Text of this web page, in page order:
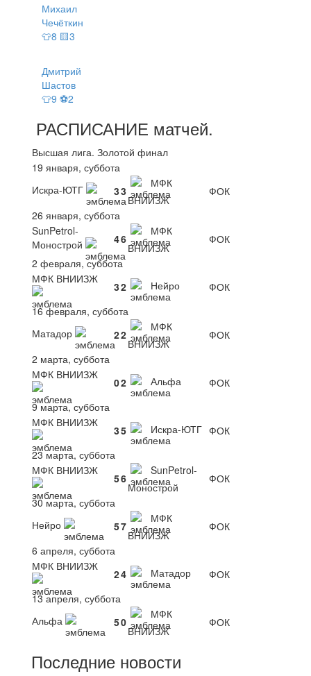
Михаил
Чечёткин
👕8 🟨3
Дмитрий
Шастов
👕9 ⚽2
РАСПИСАНИЕ матчей.
Высшая лига. Золотой финал
19 января, суббота
Искра-ЮТГ
33
МФК
ВНИИЗЖ
ФОК
26 января, суббота
SunPetrol-
Монострой
46
МФК
ВНИИЗЖ
ФОК
2 февраля, суббота
МФК ВНИИЗЖ
32 Нейро
ФОК
16 февраля, суббота
Матадор
22
МФК
ВНИИЗЖ
ФОК
2 марта, суббота
МФК ВНИИЗЖ
02 Альфа
ФОК
9 марта, суббота
МФК ВНИИЗЖ
35 Искра-ЮТГ ФОК
23 марта, суббота
МФК ВНИИЗЖ
56
SunPetrol-
Монострой
ФОК
30 марта, суббота
Нейро
57
МФК
ВНИИЗЖ
ФОК
6 апреля, суббота
МФК ВНИИЗЖ
24 Матадор
ФОК
13 апреля, суббота
Альфа
50
МФК
ВНИИЗЖ
ФОК
Последние новости